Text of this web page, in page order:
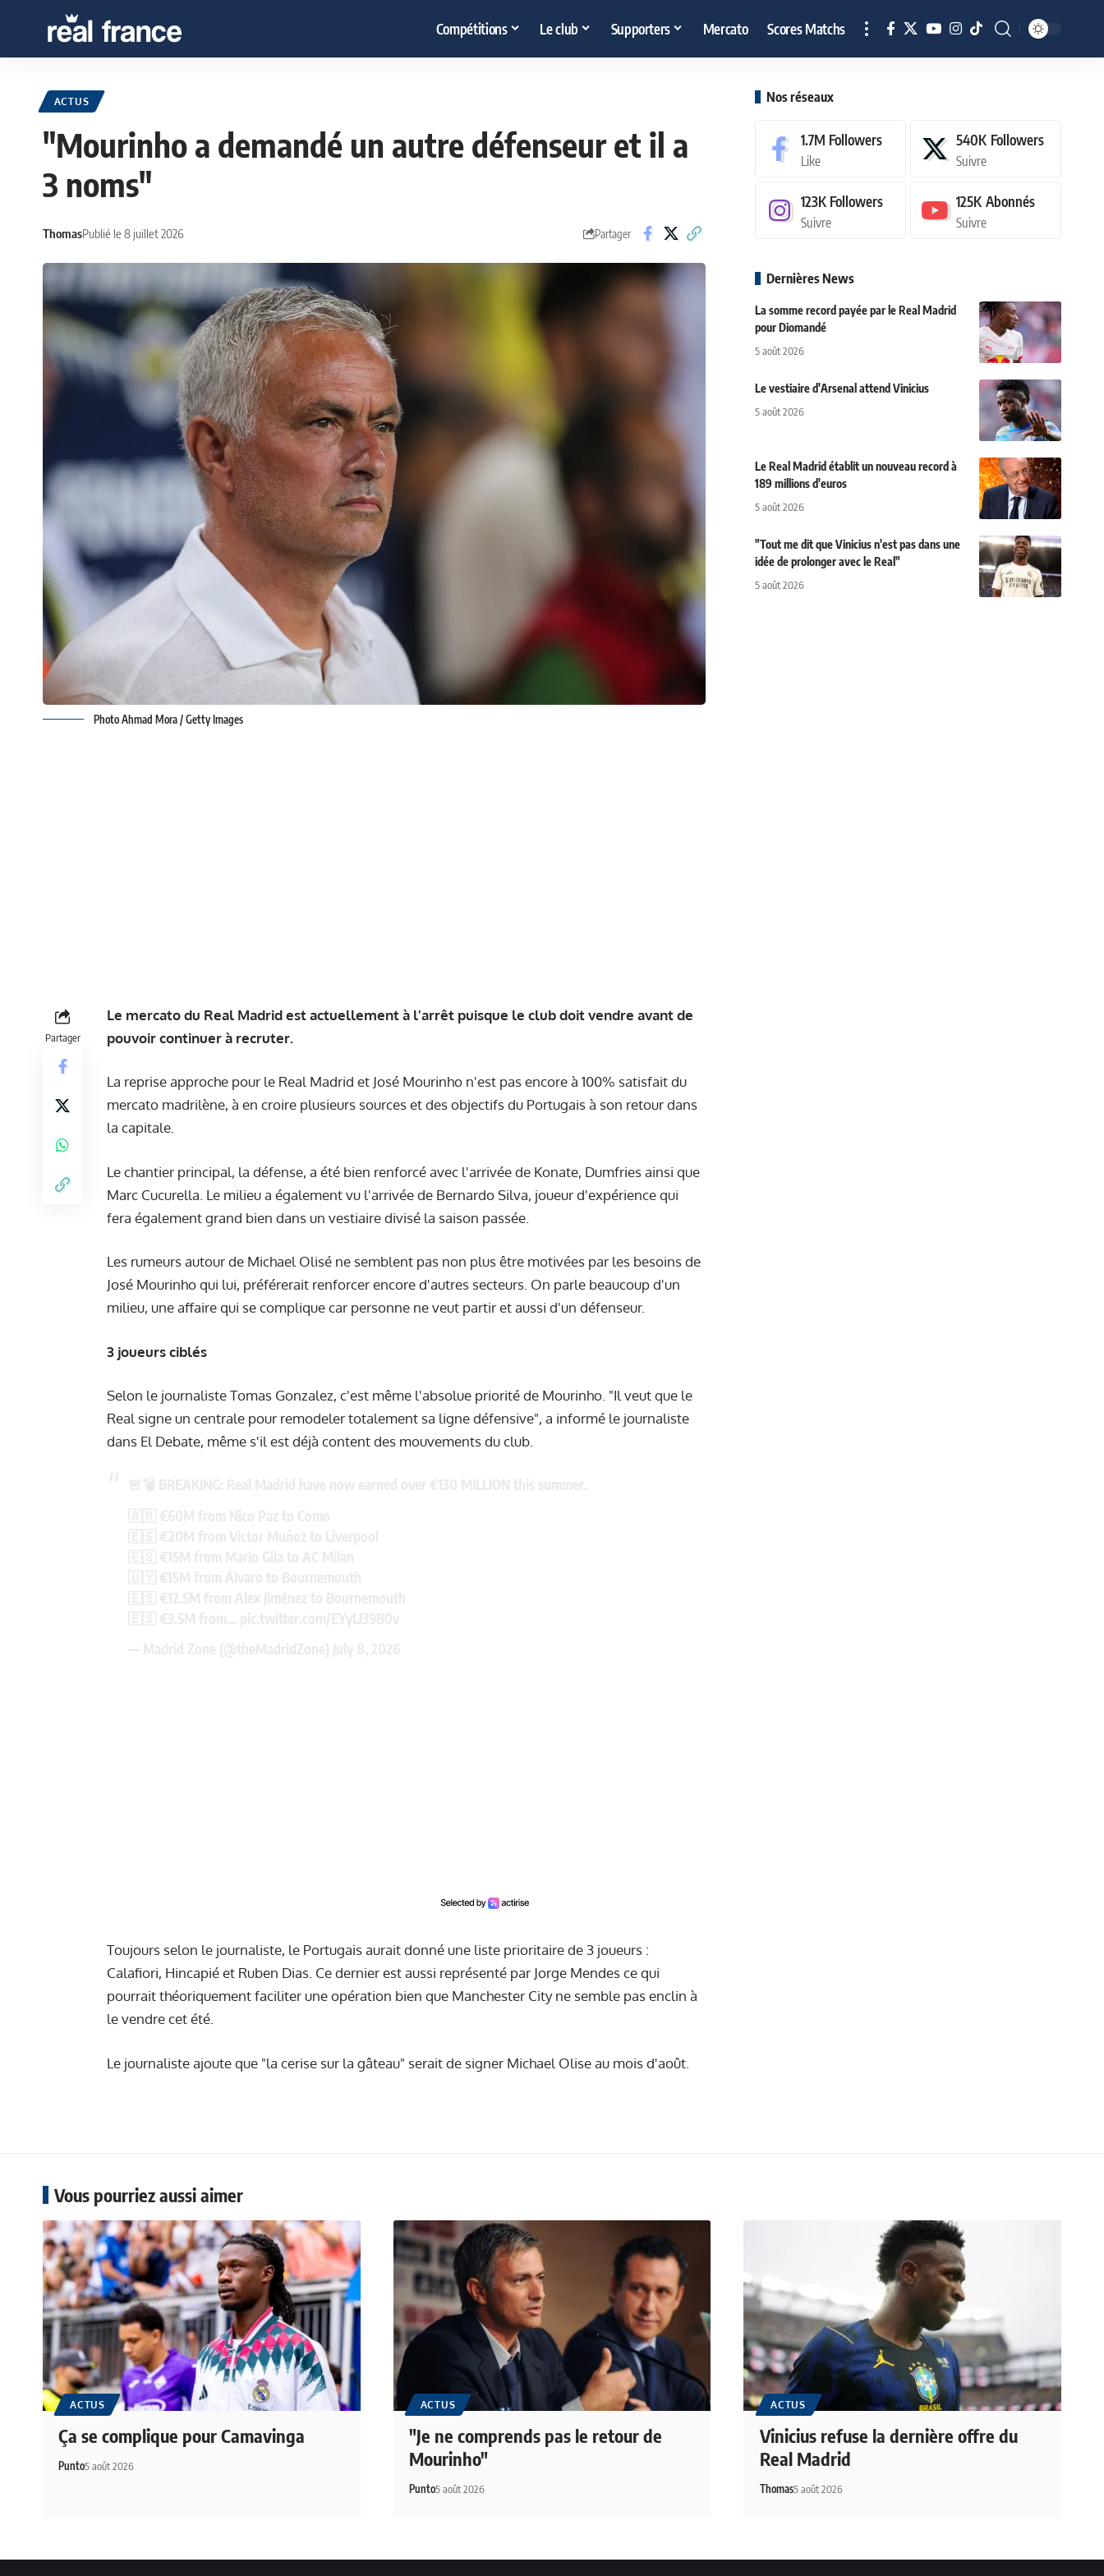
Compétitions Le club Supporters Mercato Scores Matchs
ACTUS
"Mourinho a demandé un autre défenseur et il a
3 noms"
ThomasPublié le 8 juillet 2026 Partager
Photo Ahmad Mora / Getty Images
Partager
Le mercato du Real Madrid est actuellement à l'arrêt puisque le club doit vendre avant de
pouvoir continuer à recruter.
La reprise approche pour le Real Madrid et José Mourinho n'est pas encore à 100% satisfait du
mercato madrilène, à en croire plusieurs sources et des objectifs du Portugais à son retour dans
la capitale.
Le chantier principal, la défense, a été bien renforcé avec l'arrivée de Konate, Dumfries ainsi que
Marc Cucurella. Le milieu a également vu l'arrivée de Bernardo Silva, joueur d'expérience qui
fera également grand bien dans un vestiaire divisé la saison passée.
Les rumeurs autour de Michael Olisé ne semblent pas non plus être motivées par les besoins de
José Mourinho qui lui, préférerait renforcer encore d'autres secteurs. On parle beaucoup d'un
milieu, une affaire qui se complique car personne ne veut partir et aussi d'un défenseur.
3 joueurs ciblés
Selon le journaliste Tomas Gonzalez, c'est même l'absolue priorité de Mourinho. "Il veut que le
Real signe un centrale pour remodeler totalement sa ligne défensive", a informé le journaliste
dans El Debate, même s'il est déjà content des mouvements du club.
Toujours selon le journaliste, le Portugais aurait donné une liste prioritaire de 3 joueurs :
Calafiori, Hincapié et Ruben Dias. Ce dernier est aussi représenté par Jorge Mendes ce qui
pourrait théoriquement faciliter une opération bien que Manchester City ne semble pas enclin à
le vendre cet été.
Le journaliste ajoute que "la cerise sur la gâteau" serait de signer Michael Olise au mois d'août.
Nos réseaux
1.7M Followers
Like
540K Followers
Suivre
123K Followers
Suivre
125K Abonnés
Suivre
Dernières News
La somme record payée par le Real Madrid
pour Diomandé
5 août 2026
Le vestiaire d'Arsenal attend Vinicius
5 août 2026
Le Real Madrid établit un nouveau record à
189 millions d'euros
5 août 2026
"Tout me dit que Vinicius n'est pas dans une
idée de prolonger avec le Real"
5 août 2026
Vous pourriez aussi aimer
ACTUS
Ça se complique pour Camavinga
Punto5 août 2026
ACTUS
"Je ne comprends pas le retour de
Mourinho"
Punto5 août 2026
ACTUS
Vinicius refuse la dernière offre du
Real Madrid
Thomas5 août 2026